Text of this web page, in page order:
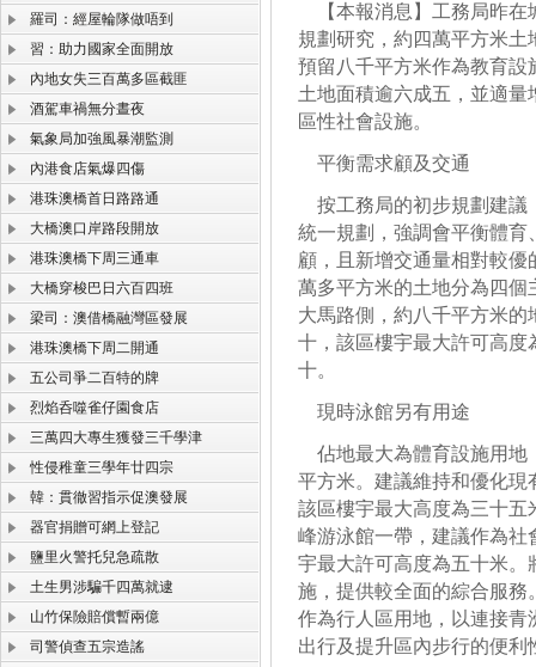
羅司：經屋輪隊做唔到
習：助力國家全面開放
內地女失三百萬多區截匪
酒駕車禍無分晝夜
氣象局加強風暴潮監測
內港食店氣爆四傷
港珠澳橋首日路路通
大橋澳口岸路段開放
港珠澳橋下周三通車
大橋穿梭巴日六百四班
梁司：澳借橋融灣區發展
港珠澳橋下周二開通
五公司爭二百特的牌
烈焰呑噬雀仔園食店
三萬四大專生獲發三千學津
性侵稚童三學年廿四宗
韓：貫徹習指示促澳發展
器官捐贈可網上登記
鹽里火警托兒急疏散
土生男涉騙千四萬就逮
山竹保險賠償暫兩億
司警偵查五宗造謠
【本報消息】工務局昨在
規劃研究，約四萬平方米
預留八千平方米作為教育
土地面積逾六成五，並適
區性社會設施。
平衡需求顧及交通
按工務局的初步規劃建議
統一規劃，強調會平衡體
顧，且新增交通量相對較
萬多平方米的土地分為四
大馬路側，約八千平方米
十，該區樓宇最大許可高
十。
現時泳館另有用途
佔地最大為體育設施用地
平方米。建議維持和優化
該區樓宇最大高度為三十
峰游泳館一帶，建議作為
宇最大許可高度為五十米
施，提供較全面的綜合服
作為行人區用地，以連接
出行及提升區內步行的便利